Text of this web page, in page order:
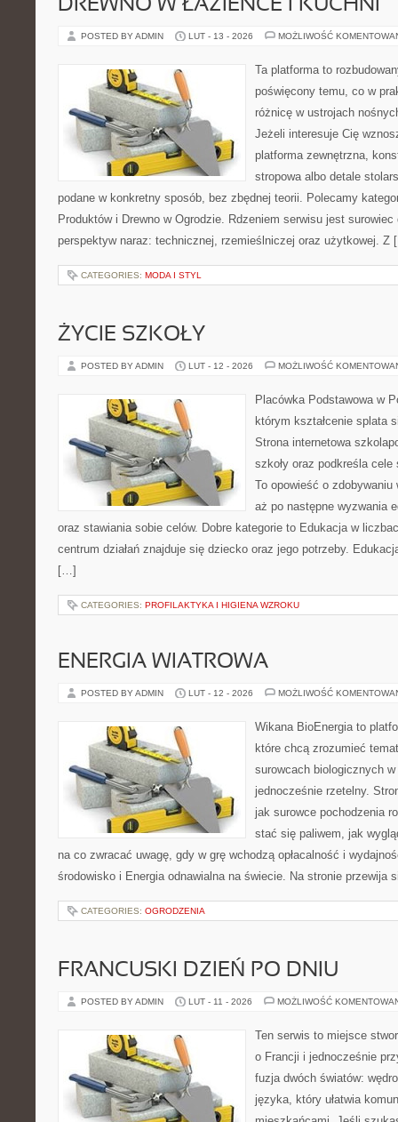
DREWNO W ŁAZIENCE I KUCHNI
POSTED BY ADMIN LUT - 13 - 2026 MOŻLIWOŚĆ
Ta platforma to
poświęcony temu, co w
różnicę w ustrojach
Jeżeli interesuje Cię
platforma zewnętrzna,
stropowa albo detale
podane w konkretny sposób, bez zbędnej teorii. Polecamy
Produktów i Drewno w Ogrodzie. Rdzeniem serwisu jest
perspektyw naraz: technicznej, rzemieślniczej oraz użytkowej. Z
CATEGORIES: MODA I STYL
ŻYCIE SZKOŁY
POSTED BY ADMIN LUT - 12 - 2026 MOŻLIWOŚĆ
Placówka Podstawowa w
którym kształcenie splata
Strona internetowa
szkoły oraz podkreśla
To opowieść o
aż po następne wyzwania
oraz stawiania sobie celów. Dobre kategorie to Edukacja w
centrum działań znajduje się dziecko oraz jego potrzeby.
[…]
CATEGORIES: PROFILAKTYKA I HIGIENA WZROKU
ENERGIA WIATROWA
POSTED BY ADMIN LUT - 12 - 2026 MOŻLIWOŚĆ
Wikana BioEnergia to
które chcą zrozumieć
surowcach biologicznych
jednocześnie rzetelny.
jak surowce pochodzenia
stać się paliwem, jak
na co zwracać uwagę, gdy w grę wchodzą opłacalność i
środowisko i Energia odnawialna na świecie. Na stronie
CATEGORIES: OGRODZENIA
FRANCUSKI DZIEŃ PO DNIU
POSTED BY ADMIN LUT - 11 - 2026 MOŻLIWOŚĆ
Ten serwis to miejsce
o Francji i jednocześnie
fuzja dwóch światów:
języka, który ułatwia